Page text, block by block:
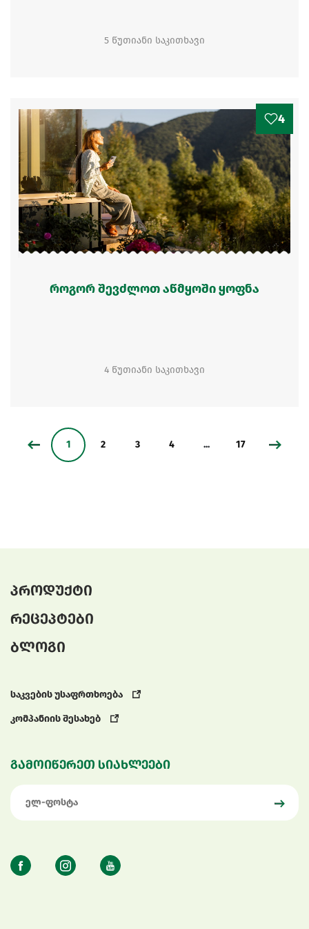
5 წუთიანი საკითხავი
4
როგორ შევძლოთ აწმყოში ყოფნა
4 წუთიანი საკითხავი
1 2 3 4 ... 17
პროდუქტი
რეცეპტები
ბლოგი
საკვების უსაფრთხოება
კომპანიის შესახებ
გამოიწერეთ სიახლეები